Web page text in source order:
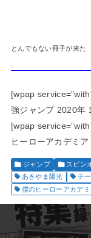
とんでもない冊子が来た
[wpap
強ジャンプ 2020年
[wpap
ヒーローアカデミ
ジャンプ スピン
あきやま陽光
チ
僕のヒーローアカデミ